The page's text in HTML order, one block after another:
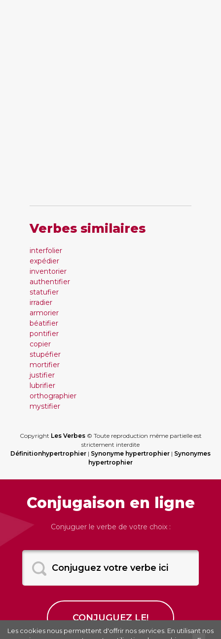
Verbes similaires
interfolier
expédier
inventorier
authentifier
statufier
irradier
armorier
béatifier
pontifier
copier
stupéfier
mortifier
justifier
lubrifier
orthographier
mystifier
Copyright Les Verbes© Toute reproduction même partielle est
strictement interdite
Définitionhypertrophier | Synonyme hypertrophier | Synonymes
hypertrophier
Conjugaison en ligne
Conjuguer le verbe de votre choix :
Les cookies nous permettent d'offrir nos services. En utilisant nos